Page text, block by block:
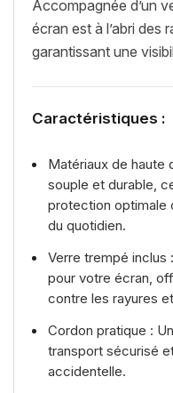
Accompagnée d’un
écran est à l’abri des
garantissant une
Caractéristiques :
Matériaux de haute
souple et durable,
protection optimale
du quotidien.
Verre trempé inclus
pour votre écran,
contre les rayures
Cordon pratique :
transport sécurisé
accidentelle.